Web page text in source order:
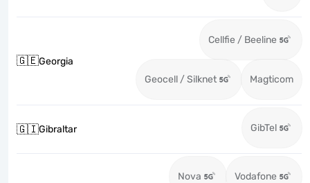
🇬🇪Georgia
Cellfie / Beeline
Geocell / Silknet Magticom
🇬🇮Gibraltar GibTel
Nova Vodafone